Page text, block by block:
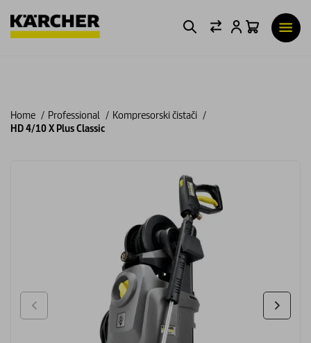
Home Professional
Kompresorski čistači
HD 4/10 X Plus Classic